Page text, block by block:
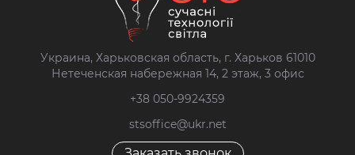
Украина, Харьковская область, г. Харьков 61010
Нетеченская набережная 14, 2 этаж, 3 офис
+38 050-9924359
stsoffice@ukr.net